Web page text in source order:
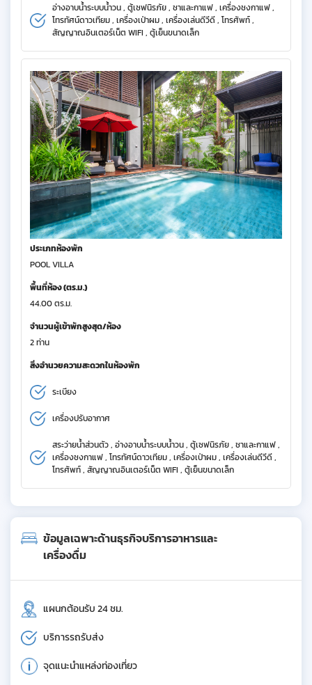
อ่างอาบน้ำระบบน้ำวน , ตู้เซฟนิรภัย , ชาและกาแฟ , เครื่องชงกาแฟ ,
โทรทัศน์ดาวเทียม , เครื่องเป่าผม , เครื่องเล่นดีวีดี , โทรศัพท์ ,
สัญญาณอินเตอร์เน็ต WIFI , ตู้เย็นขนาดเล็ก
ประเภทห้องพัก
POOL VILLA
พื้นที่ห้อง (ตร.ม.)
44.00 ตร.ม.
จำนวนผู้เข้าพักสูงสุด/ห้อง
2 ท่าน
สิ่งอำนวยความสะดวกในห้องพัก
ระเบียง
เครื่องปรับอากาศ
สระว่ายน้ำส่วนตัว , อ่างอาบน้ำระบบน้ำวน , ตู้เซฟนิรภัย , ชาและกาแฟ ,
เครื่องชงกาแฟ , โทรทัศน์ดาวเทียม , เครื่องเป่าผม , เครื่องเล่นดีวีดี ,
โทรศัพท์ , สัญญาณอินเตอร์เน็ต WIFI , ตู้เย็นขนาดเล็ก
ข้อมูลเฉพาะด้านธุรกิจบริการอาหารและ
เครื่องดื่ม
แผนกต้อนรับ 24 ชม.
บริการรถรับส่ง
จุดแนะนำแหล่งท่องเที่ยว